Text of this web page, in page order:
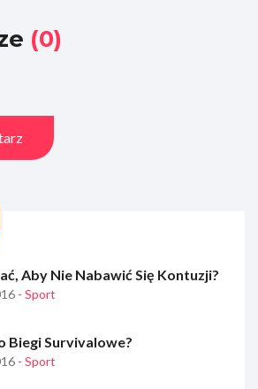
(0)
Aby Nie Nabawić Się Kontuzji?
- Sport
Biegi Survivalowe?
- Sport